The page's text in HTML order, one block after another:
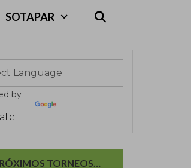
SOTAPAR
by
TORNEOS…